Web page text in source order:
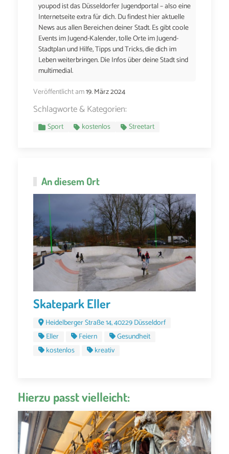
youpod ist das Düsseldorfer Jugendportal – also eine
Internetseite extra für dich. Du findest hier aktuelle
News aus allen Bereichen deiner Stadt. Es gibt coole
Events im Jugend-Kalender, tolle Orte im Jugend-
Stadtplan und Hilfe, Tipps und Tricks, die dich im
Leben weiterbringen. Die Infos über deine Stadt sind
multimedial.
Veröffentlicht am19. März 2024
Schlagworte & Kategorien:
Sport kostenlos Streetart
An diesem Ort
Skatepark Eller
Heidelberger Straße 14, 40229 Düsseldorf
Eller
Feiern
Gesundheit
kostenlos
kreativ
Hierzu passt vielleicht: